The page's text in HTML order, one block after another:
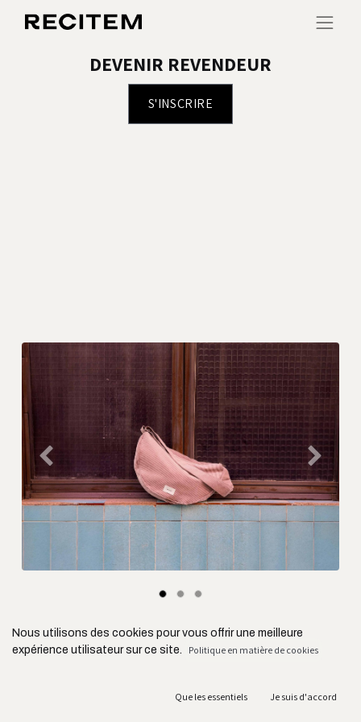
DEVENIR REVENDEUR
S'INSCRIR​​E​​​​​​
Précédent Suivant
Nous utilisons des cookies pour vous offrir une meilleure
expérience utilisateur sur ce site.
Politique en matière de cookies
Que les essentiels Je suis d'accord